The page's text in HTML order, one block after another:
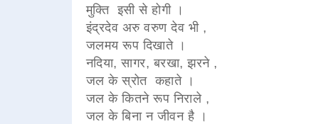
मुक्ति इसी से होगी ।
इंद्रदेव अरु वरुण देव भी ,
जलमय रूप दिखाते ।
नदिया, सागर,बरखा, झरने ,
जल के स्रोत कहाते ।
जल के कितने रूप निराले ,
जल के बिना न जीवन है ।